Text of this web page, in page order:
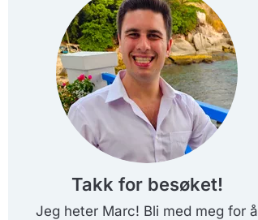
Takk for besøket!
Jeg heter Marc! Bli med meg for å